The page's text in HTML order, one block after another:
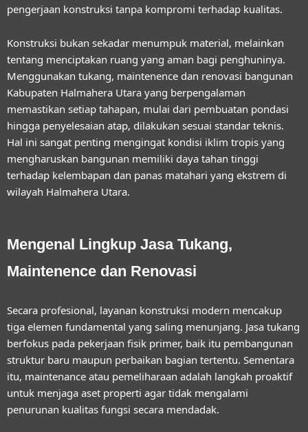
pengerjaan konstruksi tanpa kompromi terhadap kualitas.
Konstruksi bukan sekadar menumpuk material, melainkan
tentang menciptakan ruang yang aman bagi penghuninya.
Menggunakan tukang, maintenence dan renovasi bangunan
Kabupaten Halmahera Utara yang berpengalaman
memastikan setiap tahapan, mulai dari pembuatan pondasi
hingga penyelesaian atap, dilakukan sesuai standar teknis.
Hal ini sangat penting mengingat kondisi iklim tropis yang
mengharuskan bangunan memiliki daya tahan tinggi
terhadap kelembapan dan panas matahari yang ekstrem di
wilayah Halmahera Utara.
Mengenal Lingkup Jasa Tukang,
Maintenence dan Renovasi
Secara profesional, layanan konstruksi modern mencakup
tiga elemen fundamental yang saling menunjang. Jasa tukang
berfokus pada pekerjaan fisik primer, baik itu pembangunan
struktur baru maupun perbaikan bagian tertentu. Sementara
itu, maintenance atau pemeliharaan adalah langkah proaktif
untuk menjaga aset properti agar tidak mengalami
penurunan kualitas fungsi secara mendadak.